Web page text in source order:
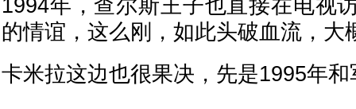
1994年，查尔斯王子也直接在电视
的情谊，这么刚，如此头破血流，大
卡米拉这边也很果决，先是1995年